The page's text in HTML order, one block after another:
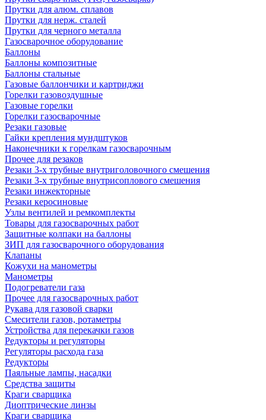
Прутки для алюм. сплавов
Прутки для нерж. сталей
Прутки для черного металла
Газосварочное оборудование
Баллоны
Баллоны композитные
Баллоны стальные
Газовые баллончики и картриджи
Горелки газовоздушные
Газовые горелки
Горелки газосварочные
Резаки газовые
Гайки крепления мундштуков
Наконечники к горелкам газосварочным
Прочее для резаков
Резаки 3-х трубные внутриголовочного смешения
Резаки 3-х трубные внутрисоплового смешения
Резаки инжекторные
Резаки керосиновые
Узлы вентилей и ремкомплекты
Товары для газосварочных работ
Защитные колпаки на баллоны
ЗИП для газосварочного оборудования
Клапаны
Кожухи на манометры
Манометры
Подогреватели газа
Прочее для газосварочных работ
Рукава для газовой сварки
Смесители газов, ротаметры
Устройства для перекачки газов
Редукторы и регуляторы
Регуляторы расхода газа
Редукторы
Паяльные лампы, насадки
Средства защиты
Краги сварщика
Диоптрические линзы
Краги сварщика